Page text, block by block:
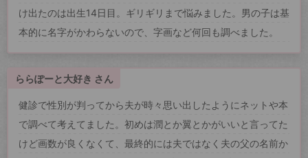
け出たのは出生14日目。ギリギリまで悩みました。男の子は基
本的に名字がかわらないので、字画など何回も調べました。
ららぽーと大好き さん
健診で性別が判ってから夫が時々思い出したようにネットや本
で調べて考えてました。初めは潤とか翼とかがいいと言ってた
けど画数が良くなくて、最終的には夫ではなく夫の父の名前か